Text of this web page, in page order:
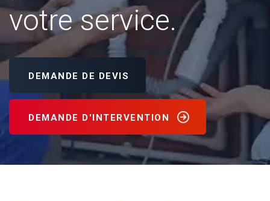
votre service.
DEMANDE DE DEVIS
DEMANDE D'INTERVENTION